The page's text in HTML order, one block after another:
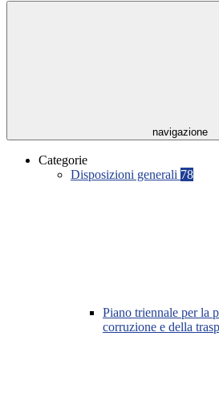
navigazione
Categorie
Disposizioni generali 78
Piano triennale per la
corruzione e della